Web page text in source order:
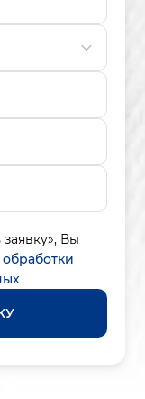
Вы